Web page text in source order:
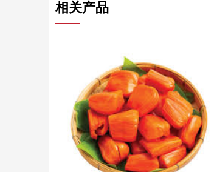
相关产品